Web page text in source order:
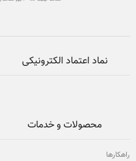
نماد اعتماد الکترونیکی
محصولات و خدمات
راهکارها